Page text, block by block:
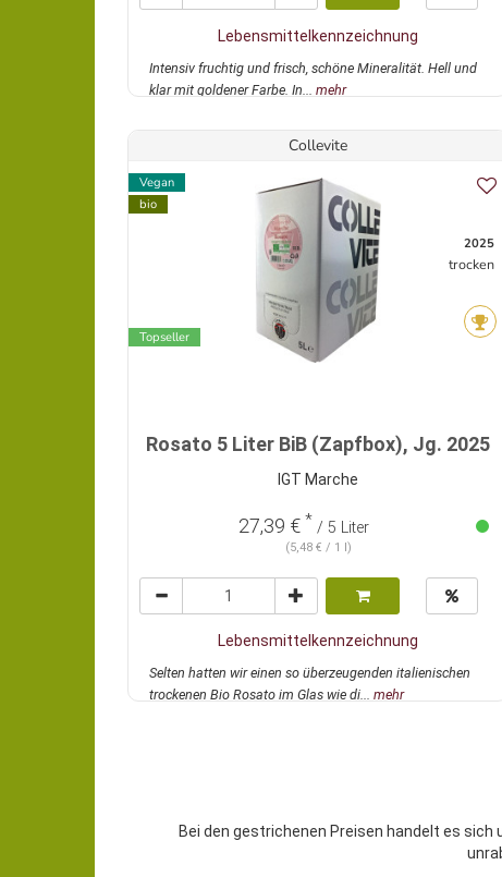
Lebensmittelkennzeichnung
Intensiv fruchtig und frisch, schöne Mineralität. Hell und
klar mit goldener Farbe. In... mehr
Collevite
Vegan
bio
Topseller
2025
trocken
Rosato 5 Liter BiB (Zapfbox), Jg. 2025
IGT Marche
27,39 € * / 5 Liter
(5,48 € / 1 l)
Lebensmittelkennzeichnung
Selten hatten wir einen so überzeugenden italienischen
trockenen Bio Rosato im Glas wie di... mehr
Bei den gestrichenen Preisen handelt es